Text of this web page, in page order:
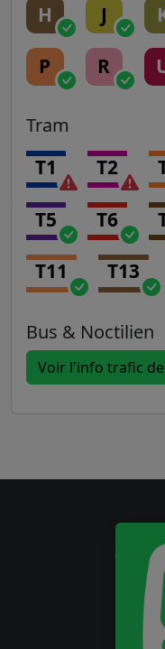
H J
P R
Tram
T1 T2
T5 T6
T11 T13
Bus & Noctilien
Voir l'info trafic